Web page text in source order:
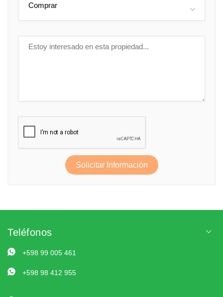
Comprar
Solicitar Información
Teléfonos
+598 99 005 461
+598 98 412 955